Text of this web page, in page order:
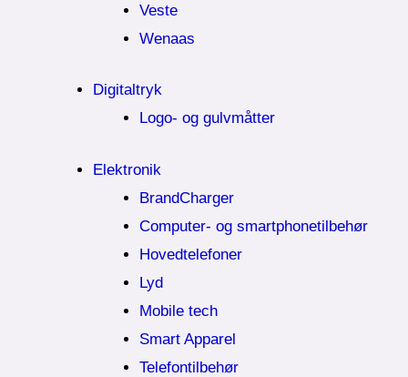
Veste
Wenaas
Digitaltryk
Logo- og gulvmåtter
Elektronik
BrandCharger
Computer- og smartphonetilbehør
Hovedtelefoner
Lyd
Mobile tech
Smart Apparel
Telefontilbehør